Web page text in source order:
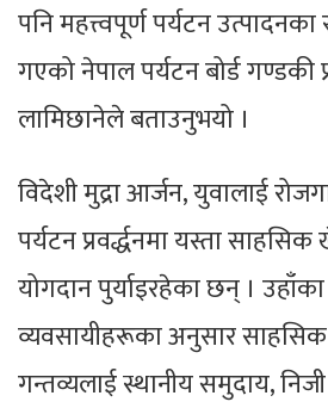
पनि महत्त्वपूर्ण पर्यटन
गएको नेपाल पर्यटन बोर्ड गण्डकी
लामिछानेले बताउनुभयो ।
विदेशी मुद्रा आर्जन, युवालाई
पर्यटन प्रवर्द्धनमा यस्ता
योगदान पुर्याइरहेका छन् ।
व्यवसायीहरूका अनुसार
गन्तव्यलाई स्थानीय समुदाय, निजी